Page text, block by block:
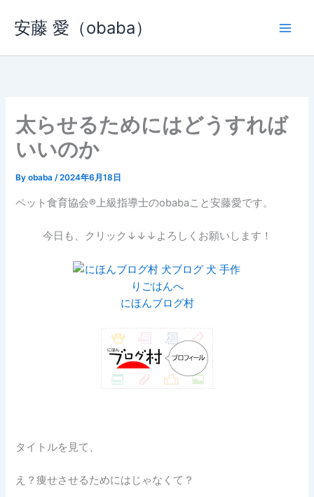
ス
安藤 愛（obaba）
太らせるためにはどうすれば
いいのか
Byobaba/2024年6月18日
ペット食育協会®︎上級指導士のobabaこと安藤愛です。
今日も、クリック↓↓↓よろしくお願いします！
にほんブログ村
タイトルを見て、
え？痩せさせるためにはじゃなくて？